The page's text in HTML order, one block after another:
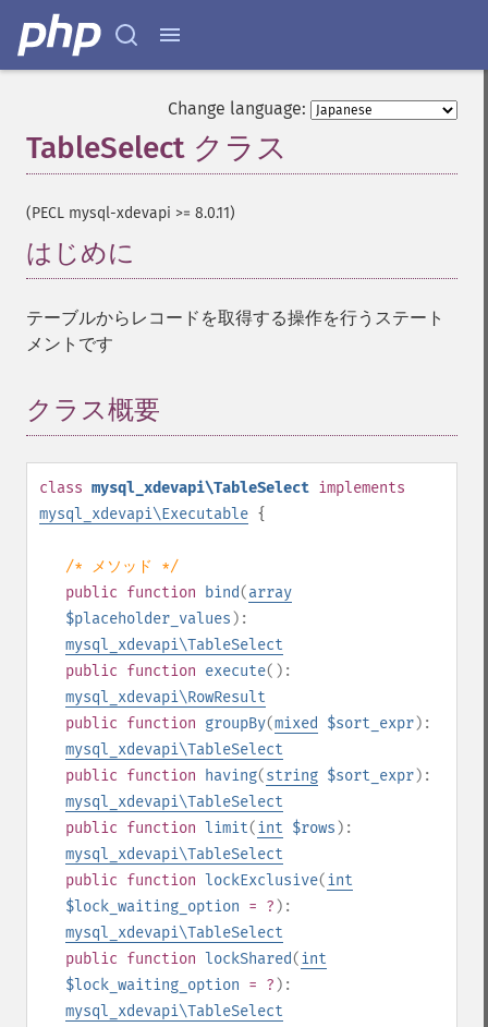
Change language:
TableSelect クラス
(PECL mysql-xdevapi >= 8.0.11)
はじめに
テーブルからレコードを取得する操作を行うステート
メントです
クラス概要
class mysql_xdevapi\TableSelect implements
mysql_xdevapi\Executable {
/* メソッド */
public function bind(array
$placeholder_values ):
mysql_xdevapi\TableSelect
public function execute():
mysql_xdevapi\RowResult
public function groupBy(mixed $sort_expr):
mysql_xdevapi\TableSelect
public function having(string $sort_expr):
mysql_xdevapi\TableSelect
public function limit(int $rows ):
mysql_xdevapi\TableSelect
public function lockExclusive(int
$lock_waiting_option = ? ):
mysql_xdevapi\TableSelect
public function lockShared(int
$lock_waiting_option = ? ):
mysql_xdevapi\TableSelect